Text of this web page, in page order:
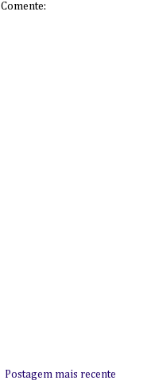
Comente:
Postagem mais recente